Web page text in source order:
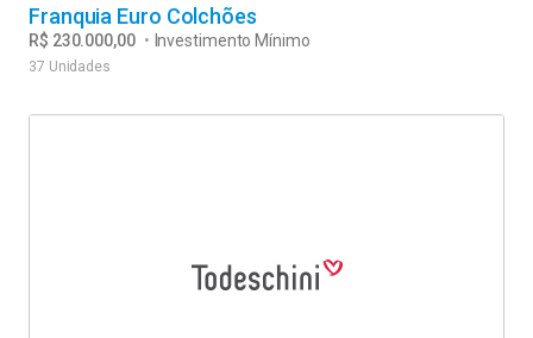
R$ 230.000,00 • Investimento Mínimo
Franquia Euro Colchões
37 Unidades